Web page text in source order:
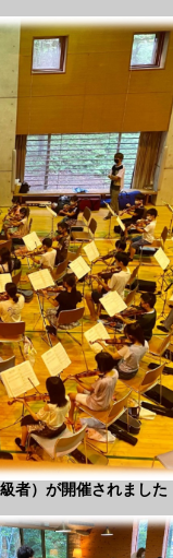
者）が開催されました